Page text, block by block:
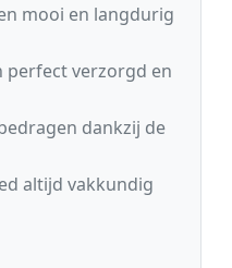
mooi en langdurig
perfect verzorgd en
dankzij de
altijd vakkundig